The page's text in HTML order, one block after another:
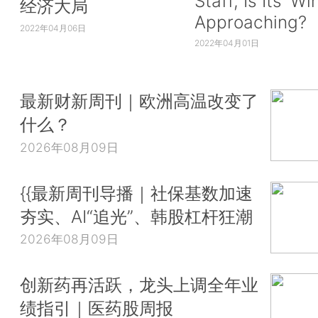
经济大局
2022年04月06日
Approaching?
2022年04月01日
最新财新周刊｜欧洲高温改变了
什么？
2026年08月09日
{{最新周刊导播｜社保基数加速
夯实、AI“追光”、韩股杠杆狂潮
2026年08月09日
创新药再活跃，龙头上调全年业
绩指引｜医药股周报